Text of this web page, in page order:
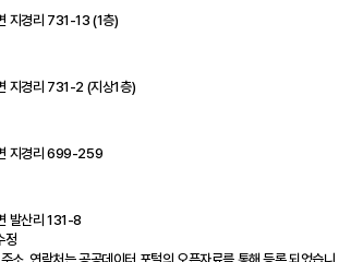
지경리 731-13 (1층)
지경리 731-2 (지상1층)
지경리 699-259
발산리 131-8
정